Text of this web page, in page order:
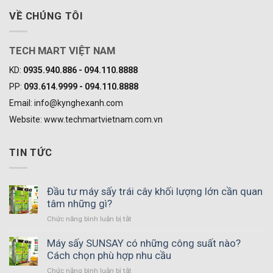
VỀ CHÚNG TÔI
TECH MART VIỆT NAM
KD: 0935.940.886 - 094.110.8888
PP: 093.614.9999 - 094.110.8888
Email: info@kynghexanh.com
Website: www.techmartvietnam.com.vn
TIN TỨC
Đầu tư máy sấy trái cây khối lượng lớn cần quan
tâm những gì?
Chức năng bình luận bị tắt
tư
máy
Máy sấy SUNSAY có những công suất nào?
Cách chọn phù hợp nhu cầu
Chức năng bình luận bị tắt